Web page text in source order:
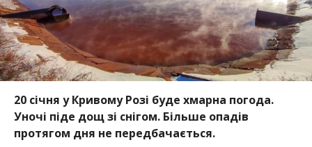
20 січня у Кривому Розі буде хмарна погода.
Уночі піде дощ зі снігом. Більше опадів
протягом дня не передбачається.